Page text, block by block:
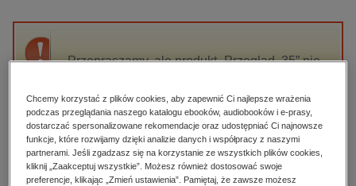
budownictwo, aranżacja wnętrz
darmowe wydania
edukacja
hobby, sport, rozrywka
komputery, internet, technologie, informatyka
Przepraszamy, ale produkt „Przegląd. 35” nie
High-contrast mode
Polecane
Chcemy korzystać z plików cookies, aby zapewnić Ci najlepsze wrażenia
podczas przeglądania naszego katalogu ebooków, audiobooków i e-prasy,
dostarczać spersonalizowane rekomendacje oraz udostępniać Ci najnowsze
funkcje, które rozwijamy dzięki analizie danych i współpracy z naszymi
partnerami. Jeśli zgadzasz się na korzystanie ze wszystkich plików cookies,
kliknij „Zaakceptuj wszystkie”. Możesz również dostosować swoje
preferencje, klikając „Zmień ustawienia”. Pamiętaj, że zawsze możesz